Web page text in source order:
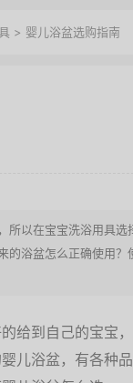
> 婴儿浴盆选购指南
所以在宝宝洗浴用具
的浴盆怎么正确使用
给到自己的宝宝
儿浴盆，有各种